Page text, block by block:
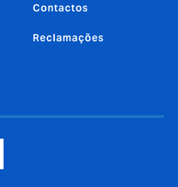
Contactos
Reclamações